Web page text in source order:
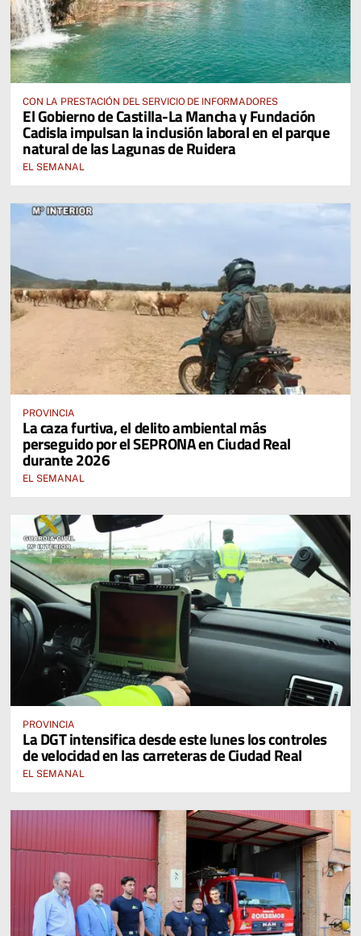
CON LA PRESTACIÓN DEL SERVICIO DE INFORMADORES
El Gobierno de Castilla-La Mancha y Fundación
Cadisla impulsan la inclusión laboral en el parque
natural de las Lagunas de Ruidera
EL SEMANAL
PROVINCIA
La caza furtiva, el delito ambiental más
perseguido por el SEPRONA en Ciudad Real
durante 2026
EL SEMANAL
PROVINCIA
La DGT intensifica desde este lunes los controles
de velocidad en las carreteras de Ciudad Real
EL SEMANAL